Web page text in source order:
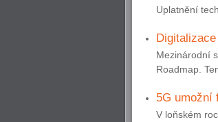
Uplatnění
Mezinárodní
Roadmap.
5G umožní
V loňském